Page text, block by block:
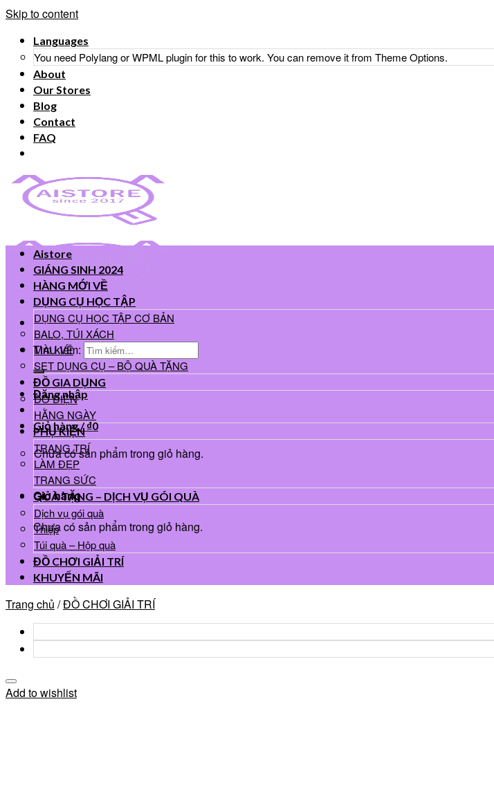
Skip to content
Languages
You need Polylang or WPML plugin for this to work. You can remove it from Theme Options.
About
Our Stores
Blog
Contact
FAQ
Tìm kiếm:
Đăng nhập
Giỏ hàng /₫0
Chưa có sản phẩm trong giỏ hàng.
Giỏ hàng
Chưa có sản phẩm trong giỏ hàng.
Aistore
GIÁNG SINH 2024
HÀNG MỚI VỀ
DỤNG CỤ HỌC TẬP
DỤNG CỤ HỌC TẬP CƠ BẢN
BALO, TÚI XÁCH
MÀU VẼ
SET DỤNG CỤ – BỘ QUÀ TẶNG
ĐỒ GIA DỤNG
ĐỒ ĐIỆN
HẰNG NGÀY
PHỤ KIỆN
TRANG TRÍ
LÀM ĐẸP
TRANG SỨC
QUÀ TẶNG – DỊCH VỤ GÓI QUÀ
Dịch vụ gói quà
Thiệp
Túi quà – Hộp quà
ĐỒ CHƠI GIẢI TRÍ
KHUYẾN MÃI
Trang chủ /ĐỒ CHƠI GIẢI TRÍ
Add to wishlist